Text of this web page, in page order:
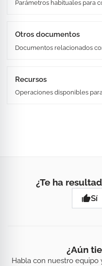
Parámetros habituales para
Otros documentos
Documentos relacionados
Recursos
Operaciones disponibles
¿Te ha
Sí
¿Aún
Habla con nuestro